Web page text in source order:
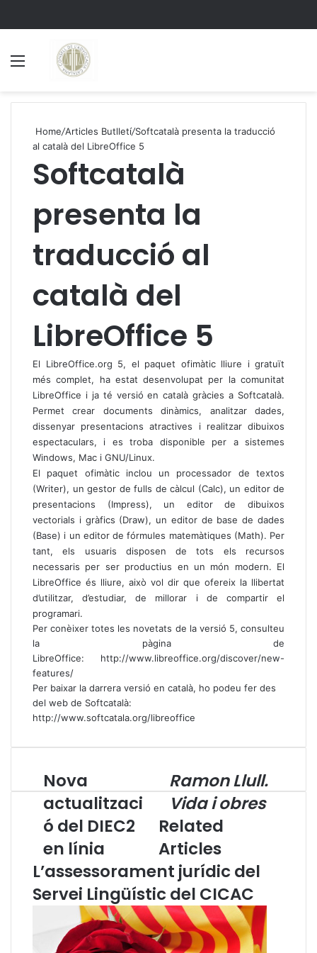
Home/Articles Butlletí/Softcatalà presenta la traducció
al català del LibreOffice 5
Softcatalà
presenta la
traducció al
català del
LibreOffice 5
El LibreOffice.org 5, el paquet ofimàtic lliure i gratuït
més complet, ha estat desenvolupat per la comunitat
LibreOffice i ja té versió en català gràcies a Softcatalà.
Permet crear documents dinàmics, analitzar dades,
dissenyar presentacions atractives i realitzar dibuixos
espectaculars, i es troba disponible per a sistemes
Windows, Mac i GNU/Linux.
El paquet ofimàtic inclou un processador de textos
(Writer), un gestor de fulls de càlcul (Calc), un editor de
presentacions (Impress), un editor de dibuixos
vectorials i gràfics (Draw), un editor de base de dades
(Base) i un editor de fórmules matemàtiques (Math). Per
tant, els usuaris disposen de tots els recursos
necessaris per ser productius en un món modern. El
LibreOffice és lliure, això vol dir que ofereix la llibertat
d’utilitzar, d’estudiar, de millorar i de compartir el
programari.
Per conèixer totes les novetats de la versió 5, consulteu
la pàgina de
LibreOffice: http://www.libreoffice.org/discover/new-
features/
Per baixar la darrera versió en català, ho podeu fer des
del web de Softcatalà:
http://www.softcatala.org/libreoffice
N
o
v
a
c
t
u
a
Nova
actualitzaci
ó del DIEC2
en línia
R
a
m
o
L
l
u
l
l
.
V
Ramon Llull.
Vida i obres
Related
Articles
L’assessorament jurídic del
Servei Lingüístic del CICAC